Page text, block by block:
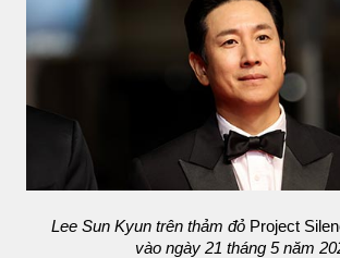
Lee Sun Kyun trên thảm đỏ Project
vào ngày 21 tháng 5 năm